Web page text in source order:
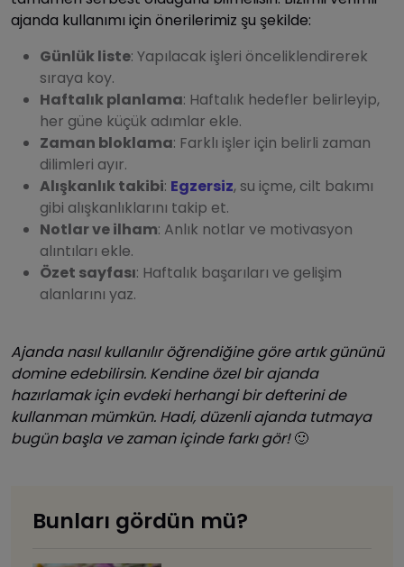
ajanda kullanımı için önerilerimiz şu şekilde:
Günlük liste: Yapılacak işleri önceliklendirerek
sıraya koy.
Haftalık planlama: Haftalık hedefler belirleyip,
her güne küçük adımlar ekle.
Zaman bloklama: Farklı işler için belirli zaman
dilimleri ayır.
Alışkanlık takibi: Egzersiz, su içme, cilt bakımı
gibi alışkanlıklarını takip et.
Notlar ve ilham: Anlık notlar ve motivasyon
alıntıları ekle.
Özet sayfası: Haftalık başarıları ve gelişim
alanlarını yaz.
Ajanda nasıl kullanılır öğrendiğine göre artık gününü
domine edebilirsin. Kendine özel bir ajanda
hazırlamak için evdeki herhangi bir defterini de
kullanman mümkün. Hadi, düzenli ajanda tutmaya
bugün başla ve zaman içinde farkı gör!🙂
Bunları gördün mü?